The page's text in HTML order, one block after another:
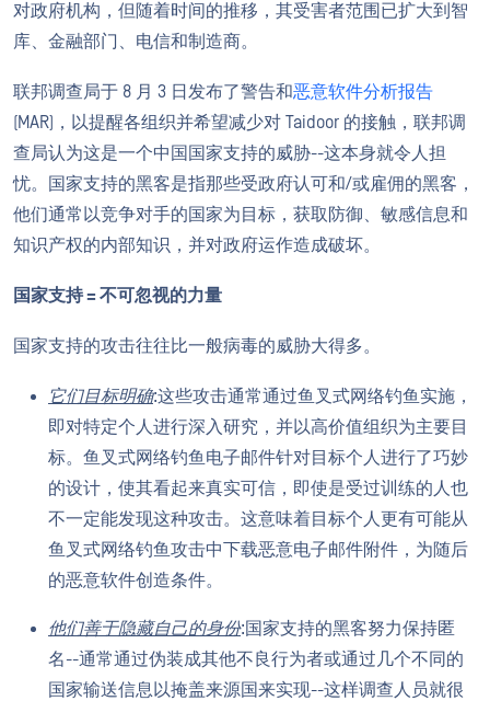
对政府机构，但随着时间的推移，其受害者范围已扩大到智
库、金融部门、电信和制造商。
联邦调查局于 8 月 3 日发布了警告和恶意软件分析报告
(MAR)，以提醒各组织并希望减少对 Taidoor 的接触，联邦调
查局认为这是一个中国国家支持的威胁--这本身就令人担
忧。国家支持的黑客是指那些受政府认可和/或雇佣的黑客，
他们通常以竞争对手的国家为目标，获取防御、敏感信息和
知识产权的内部知识，并对政府运作造成破坏。
国家支持 = 不可忽视的力量
国家支持的攻击往往比一般病毒的威胁大得多。
它们目标明确:这些攻击通常通过鱼叉式网络钓鱼实施，
即对特定个人进行深入研究，并以高价值组织为主要目
标。鱼叉式网络钓鱼电子邮件针对目标个人进行了巧妙
的设计，使其看起来真实可信，即使是受过训练的人也
不一定能发现这种攻击。这意味着目标个人更有可能从
鱼叉式网络钓鱼攻击中下载恶意电子邮件附件，为随后
的恶意软件创造条件。
他们善于隐藏自己的身份:国家支持的黑客努力保持匿
名--通常通过伪装成其他不良行为者或通过几个不同的
国家输送信息以掩盖来源国来实现--这样调查人员就很